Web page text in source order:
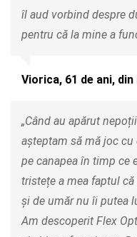
îl aud vorbind despre
pentru că la mine a
Viorica, 61 de ani,
„Când au apărut
așteptam să mă joc cu
pe canapea în timp ce
tristețe a mea faptul
și de umăr nu îi putea
Am descoperit Flex